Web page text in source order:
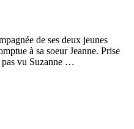
de ses deux jeunes
à sa soeur Jeanne. Prise
vu Suzanne …